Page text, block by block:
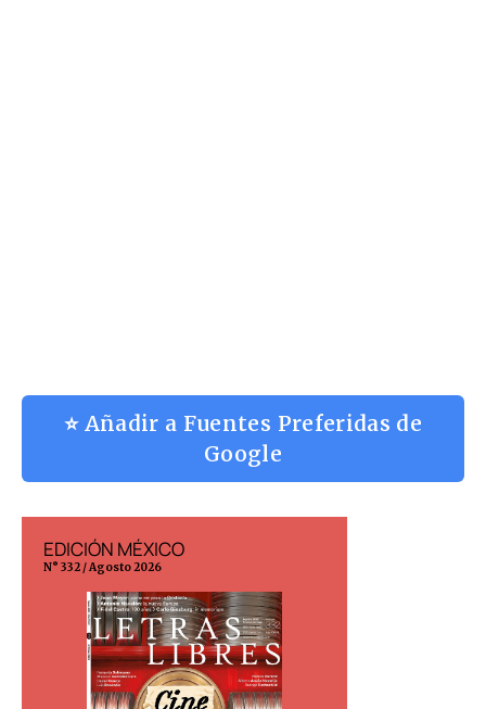
⭐ Añadir a Fuentes Preferidas de
Google
EDICIÓN MÉXICO
N° 332 / Agosto 2026